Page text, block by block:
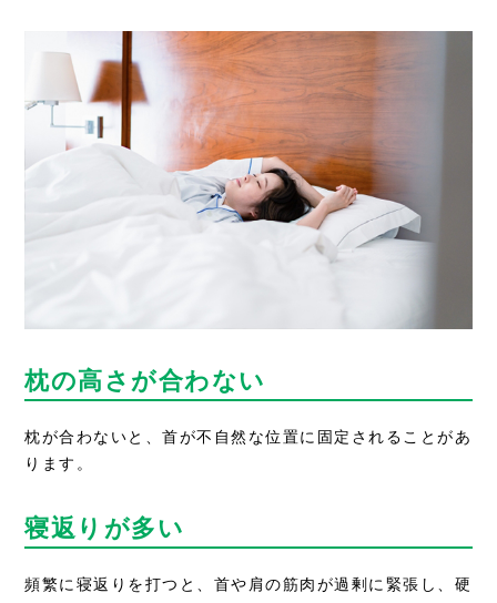
枕の高さが合わない
枕が合わないと、首が不自然な位置に固定されることがあ
ります。
寝返りが多い
頻繁に寝返りを打つと、首や肩の筋肉が過剰に緊張し、硬